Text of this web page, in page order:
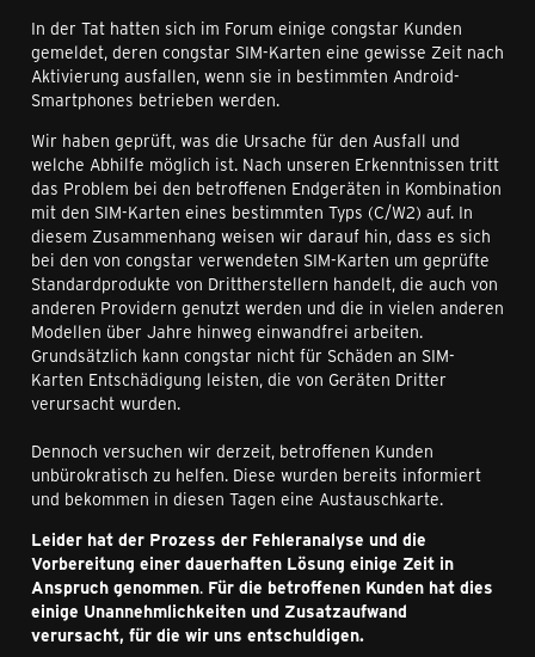
In der Tat hatten sich im Forum einige congstar Kunden
gemeldet, deren congstar SIM-Karten eine gewisse Zeit nach
Aktivierung ausfallen, wenn sie in bestimmten Android-
Smartphones betrieben werden.
Wir haben geprüft, was die Ursache für den Ausfall und
welche Abhilfe möglich ist. Nach unseren Erkenntnissen tritt
das Problem bei den betroffenen Endgeräten in Kombination
mit den SIM-Karten eines bestimmten Typs (C/W2) auf. In
diesem Zusammenhang weisen wir darauf hin, dass es sich
bei den von congstar verwendeten SIM-Karten um geprüfte
Standardprodukte von Drittherstellern handelt, die auch von
anderen Providern genutzt werden und die in vielen anderen
Modellen über Jahre hinweg einwandfrei arbeiten.
Grundsätzlich kann congstar nicht für Schäden an SIM-
Karten Entschädigung leisten, die von Geräten Dritter
verursacht wurden.
Dennoch versuchen wir derzeit, betroffenen Kunden
unbürokratisch zu helfen. Diese wurden bereits informiert
und bekommen in diesen Tagen eine Austauschkarte.
Leider hat der Prozess der Fehleranalyse und die
Vorbereitung einer dauerhaften Lösung einige Zeit in
Anspruch genommen. Für die betroffenen Kunden hat dies
einige Unannehmlichkeiten und Zusatzaufwand
verursacht, für die wir uns entschuldigen.